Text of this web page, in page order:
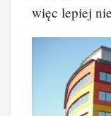
więc lepiej